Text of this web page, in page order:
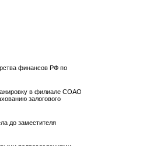
финансов РФ по
в филиале СОАО
залогового
до заместителя